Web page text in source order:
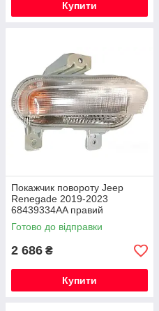
Купити
Покажчик повороту Jeep
Renegade 2019-2023
68439334AA правий
Готово до відправки
2 686 ₴
Купити